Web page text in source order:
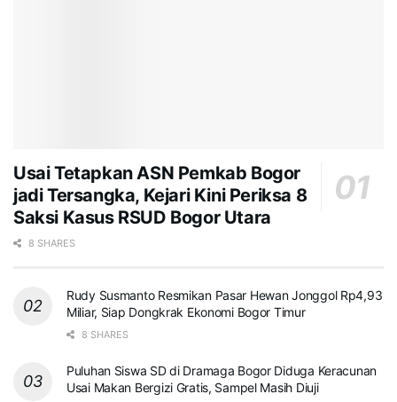
Usai Tetapkan ASN Pemkab Bogor
jadi Tersangka, Kejari Kini Periksa 8
Saksi Kasus RSUD Bogor Utara
8 SHARES
Rudy Susmanto Resmikan Pasar Hewan Jonggol Rp4,93
Miliar, Siap Dongkrak Ekonomi Bogor Timur
8 SHARES
Puluhan Siswa SD di Dramaga Bogor Diduga Keracunan
Usai Makan Bergizi Gratis, Sampel Masih Diuji